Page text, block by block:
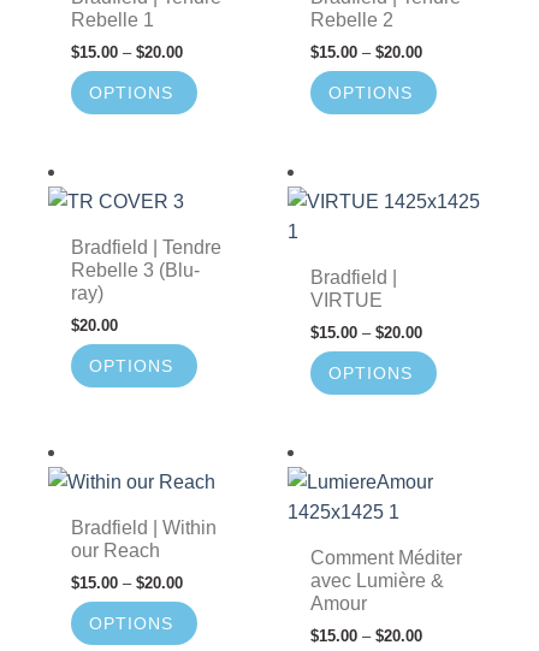
Rebelle 1
$15.00 – $20.00
OPTIONS
Rebelle 2
$15.00 – $20.00
OPTIONS
Bradfield | Tendre
Rebelle 3 (Blu-
ray)
$20.00
OPTIONS
Bradfield |
VIRTUE
$15.00 – $20.00
OPTIONS
Bradfield | Within
our Reach
$15.00 – $20.00
OPTIONS
Comment Méditer
avec Lumière &
Amour
$15.00 – $20.00